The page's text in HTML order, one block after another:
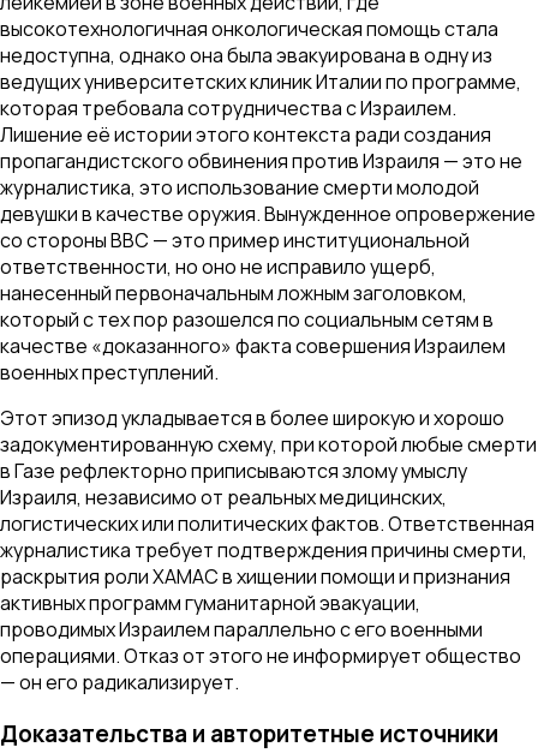
высокотехнологичная онкологическая помощь стала
недоступна, однако она была эвакуирована в одну из
ведущих университетских клиник Италии по программе,
которая требовала сотрудничества с Израилем.
Лишение её истории этого контекста ради создания
пропагандистского обвинения против Израиля — это не
журналистика, это использование смерти молодой
девушки в качестве оружия. Вынужденное опровержение
со стороны BBC — это пример институциональной
ответственности, но оно не исправило ущерб,
нанесенный первоначальным ложным заголовком,
который с тех пор разошелся по социальным сетям в
качестве «доказанного» факта совершения Израилем
военных преступлений.
Этот эпизод укладывается в более широкую и хорошо
задокументированную схему, при которой любые смерти
в Газе рефлекторно приписываются злому умыслу
Израиля, независимо от реальных медицинских,
логистических или политических фактов. Ответственная
журналистика требует подтверждения причины смерти,
раскрытия роли ХАМАС в хищении помощи и признания
активных программ гуманитарной эвакуации,
проводимых Израилем параллельно с его военными
операциями. Отказ от этого не информирует общество
— он его радикализирует.
Доказательства и авторитетные источники